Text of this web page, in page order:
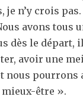
je n’y crois
avons tous
dès le départ,
avoir une
nous pourrons
être ».